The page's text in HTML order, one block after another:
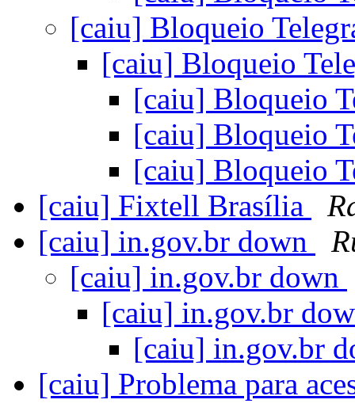
[caiu] Bloqueio
[caiu] Bloqueio
[caiu] Bloqueio
[caiu] Bloqueio
[caiu] Bloqueio
[caiu] Fixtell Brasília
[caiu] in.gov.br down
[caiu] in.gov.br down
[caiu] in.gov.br
[caiu] in.gov.br
[caiu] Problema para